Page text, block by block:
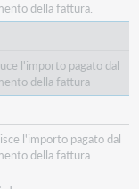
della fattura.
l'importo pagato dal
della fattura
l'importo pagato dal
della fattura.